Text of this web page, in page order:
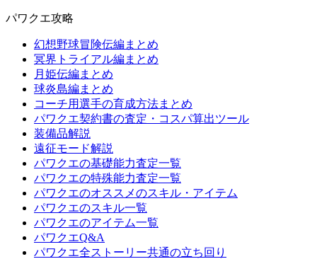
パワクエ攻略
幻想野球冒険伝編まとめ
冥界トライアル編まとめ
月姫伝編まとめ
球炎島編まとめ
コーチ用選手の育成方法まとめ
パワクエ契約書の査定・コスパ算出ツール
装備品解説
遠征モード解説
パワクエの基礎能力査定一覧
パワクエの特殊能力査定一覧
パワクエのオススメのスキル・アイテム
パワクエのスキル一覧
パワクエのアイテム一覧
パワクエQ&A
パワクエ全ストーリー共通の立ち回り